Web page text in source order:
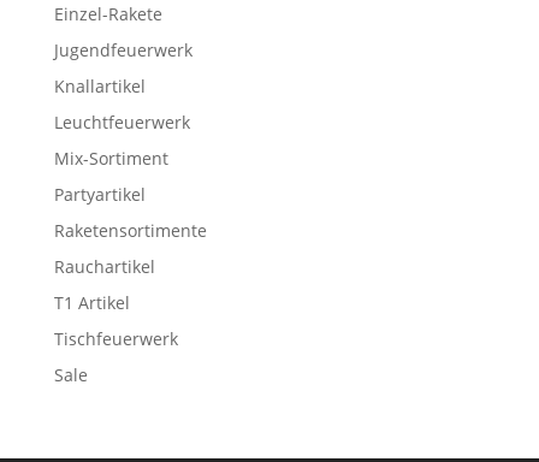
Einzel-Rakete
Jugendfeuerwerk
Knallartikel
Leuchtfeuerwerk
Mix-Sortiment
Partyartikel
Raketensortimente
Rauchartikel
T1 Artikel
Tischfeuerwerk
Sale